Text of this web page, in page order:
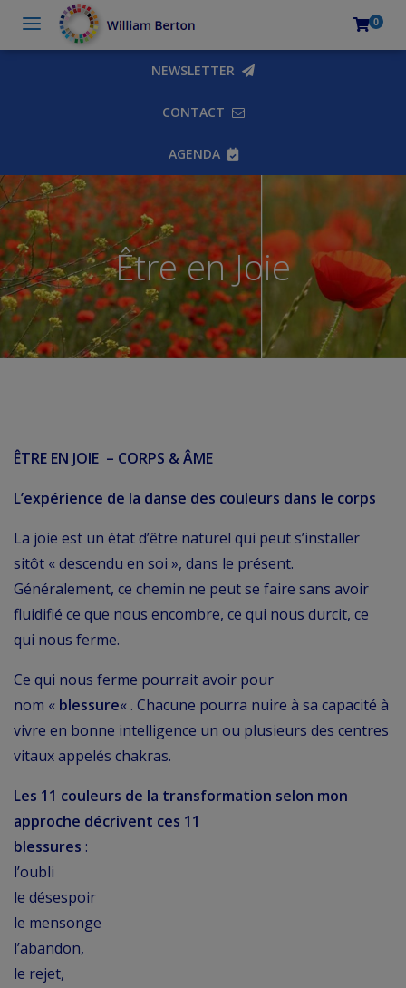
0
NEWSLETTER
CONTACT
AGENDA
Être en Joie
ÊTRE EN JOIE – CORPS & ÂME
L’expérience de la danse des couleurs dans le corps
La joie est un état d’être naturel qui peut s’installer
sitôt « descendu en soi », dans le présent.
Généralement, ce chemin ne peut se faire sans avoir
fluidifié ce que nous encombre, ce qui nous durcit, ce
qui nous ferme.
Ce qui nous ferme pourrait avoir pour
nom « blessure« . Chacune pourra nuire à sa capacité à
vivre en bonne intelligence un ou plusieurs des centres
vitaux appelés chakras.
Les 11 couleurs de la transformation selon mon
approche décrivent ces 11
blessures :
l’oubli
le désespoir
le mensonge
l’abandon,
le rejet,